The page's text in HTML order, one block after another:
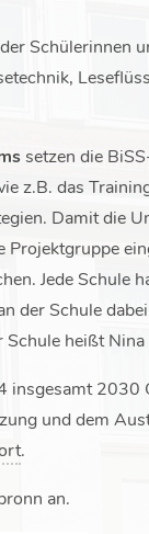
der Schülerinnen
setzen die
z.B. das
Damit die
Jede Schule
der Schule
heißt
2030
und dem
.
an.